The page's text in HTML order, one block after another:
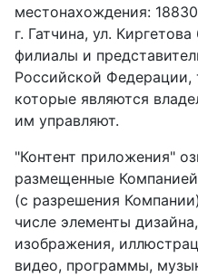
местонахождения:
г. Гатчина, ул.
филиалы и
Российской Федерации,
которые являются
им управляют.
"Контент приложения"
размещенные
(с разрешения
числе элементы
изображения,
видео, программы,